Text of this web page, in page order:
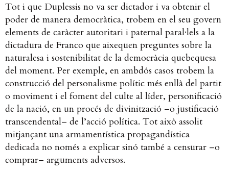
Tot i que Duplessis no va ser dictador i va obtenir el
poder de manera democràtica, trobem en el seu govern
elements de caràcter autoritari i paternal paral·lels a la
dictadura de Franco que aixequen preguntes sobre la
naturalesa i sostenibilitat de la democràcia quebequesa
del moment. Per exemple, en ambdós casos trobem la
construcció del personalisme polític més enllà del partit
o moviment i el foment del culte al líder, personificació
de la nació, en un procés de divinització –o justificació
transcendental– de l’acció política. Tot això assolit
mitjançant una armamentística propagandística
dedicada no només a explicar sinó també a censurar –o
comprar– arguments adversos.